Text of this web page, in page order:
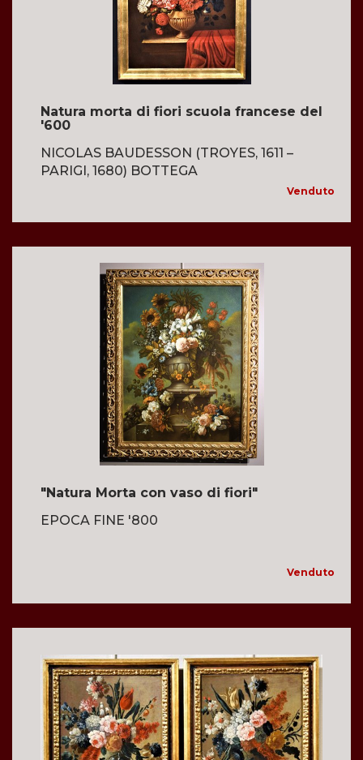
Natura morta di fiori scuola francese del
'600
NICOLAS BAUDESSON (TROYES, 1611 –
PARIGI, 1680) BOTTEGA
Venduto
"Natura Morta con vaso di fiori"
EPOCA FINE '800
Venduto